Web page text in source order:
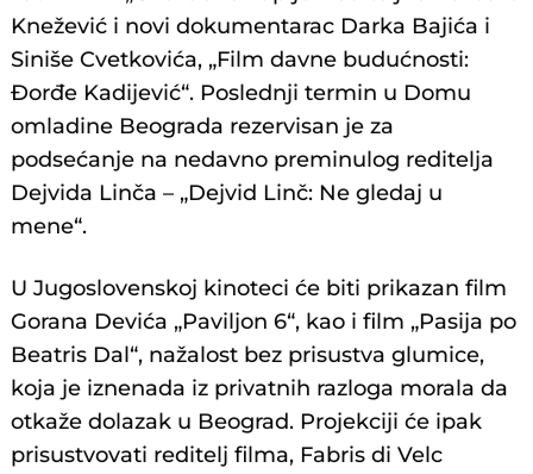
Knežević i novi dokumentarac Darka Bajića i
Siniše Cvetkovića, „Film davne budućnosti:
Đorđe Kadijević“. Poslednji termin u Domu
omladine Beograda rezervisan je za
podsećanje na nedavno preminulog reditelja
Dejvida Linča – „Dejvid Linč: Ne gledaj u
mene“.
U Jugoslovenskoj kinoteci će biti prikazan film
Gorana Devića „Paviljon 6“, kao i film „Pasija po
Beatris Dal“, nažalost bez prisustva glumice,
koja je iznenada iz privatnih razloga morala da
otkaže dolazak u Beograd. Projekciji će ipak
prisustvovati reditelj filma, Fabris di Velc